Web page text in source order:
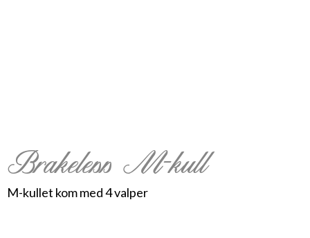
Brakeless M-kull
M-kullet kom med 4 valper